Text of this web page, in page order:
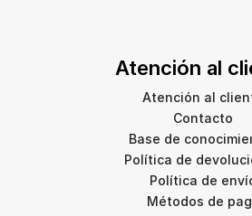
Atención al
Atención al
Contacto
Base de
Política de
Política de
Métodos de